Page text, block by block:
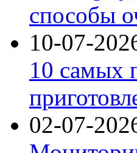
способы
10-07-
10 самых
02-07-